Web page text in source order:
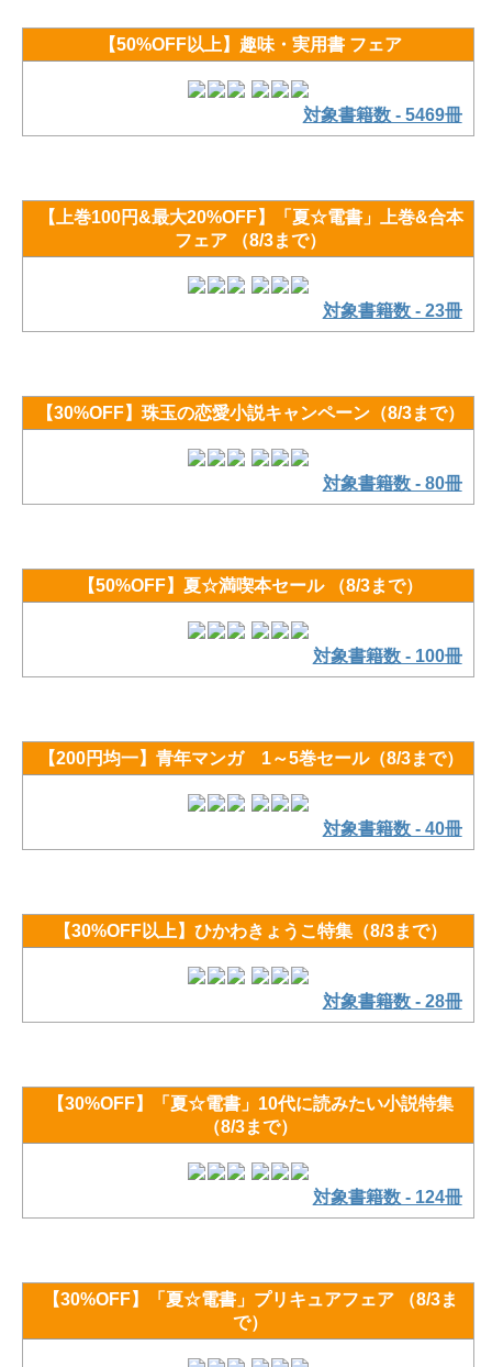
【50%OFF以上】趣味・実用書 フェア
対象書籍数 - 5469冊
【上巻100円&最大20%OFF】「夏☆電書」上巻&合本
フェア （8/3まで）
対象書籍数 - 23冊
【30%OFF】珠玉の恋愛小説キャンペーン（8/3まで）
対象書籍数 - 80冊
【50%OFF】夏☆満喫本セール （8/3まで）
対象書籍数 - 100冊
【200円均一】青年マンガ 1～5巻セール（8/3まで）
対象書籍数 - 40冊
【30%OFF以上】ひかわきょうこ特集（8/3まで）
対象書籍数 - 28冊
【30%OFF】「夏☆電書」10代に読みたい小説特集
（8/3まで）
対象書籍数 - 124冊
【30%OFF】「夏☆電書」プリキュアフェア （8/3ま
で）